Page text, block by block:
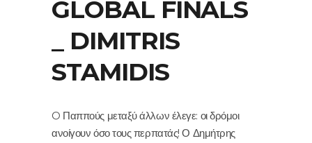
GLOBAL FINALS
_ DIMITRIS
STAMIDIS
O Παππούς μεταξύ άλλων έλεγε: οι δρόμοι
ανοίγουν όσο τους περπατάς! Ο Δημήτρης